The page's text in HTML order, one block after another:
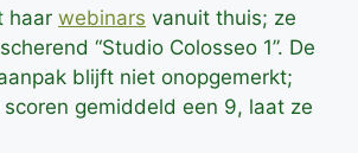
haar webinars vanuit thuis; ze
“Studio Colosseo 1”. De
blijft niet onopgemerkt;
gemiddeld een 9, laat ze